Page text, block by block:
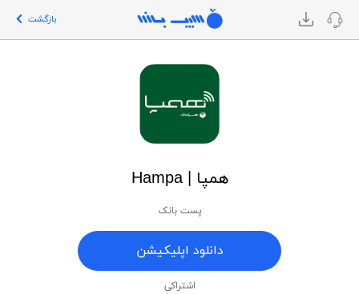
بازگشت
همپا | Hampa
پست بانک
دانلود اپلیکیشن
اشتراکی